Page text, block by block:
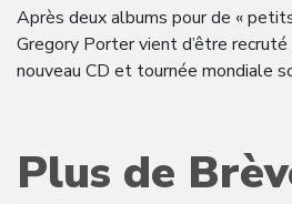
Après deux albums pour de «
Gregory Porter vient d’être recruté
nouveau CD et tournée mondiale
Plus de